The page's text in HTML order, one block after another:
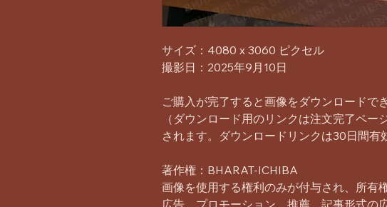
サイズ：4080 x 3060 ピクセル
撮影日：2025年9月10日
ご購入が完了すると画像をダウンロードでき
（ダウンロード用のリンクは注文完了ペー
されます。ダウンロードリンクは30日間有
著作権：BHARAT-ICHIBA
画像を使用する権利のみが付与され、所有